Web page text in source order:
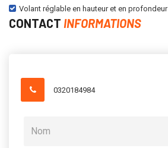
Volant réglable en hauteur et en profondeur
CONTACT INFORMATIONS
0320184984